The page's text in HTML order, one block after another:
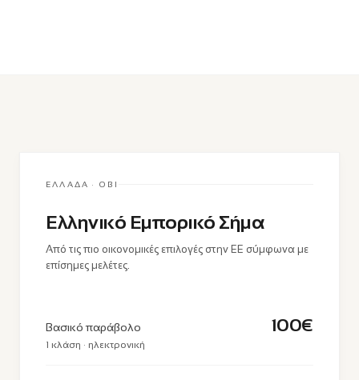
ΕΛΛΆΔΑ · ΟΒΙ
Ελληνικό Εμπορικό Σήμα
Από τις πιο οικονομικές επιλογές στην ΕΕ σύμφωνα με
επίσημες μελέτες.
Βασικό παράβολο
1 κλάση · ηλεκτρονική
100€